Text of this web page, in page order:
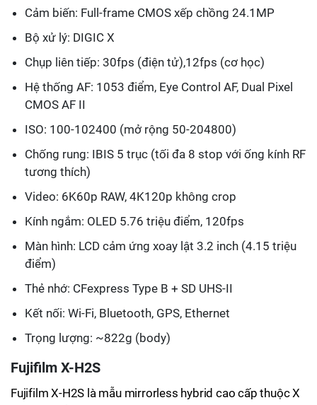
Cảm biến: Full-frame CMOS xếp chồng 24.1MP
Bộ xử lý: DIGIC X
Chụp liên tiếp: 30fps (điện tử),12fps (cơ học)
Hệ thống AF: 1053 điểm, Eye Control AF, Dual Pixel
CMOS AF II
ISO: 100-102400 (mở rộng 50-204800)
Chống rung: IBIS 5 trục (tối đa 8 stop với ống kính RF
tương thích)
Video: 6K60p RAW, 4K120p không crop
Kính ngắm: OLED 5.76 triệu điểm, 120fps
Màn hình: LCD cảm ứng xoay lật 3.2 inch (4.15 triệu
điểm)
Thẻ nhớ: CFexpress Type B + SD UHS-II
Kết nối: Wi-Fi, Bluetooth, GPS, Ethernet
Trọng lượng: ~822g (body)
Fujifilm X-H2S
Fujifilm X-H2S là mẫu mirrorless hybrid cao cấp thuộc X